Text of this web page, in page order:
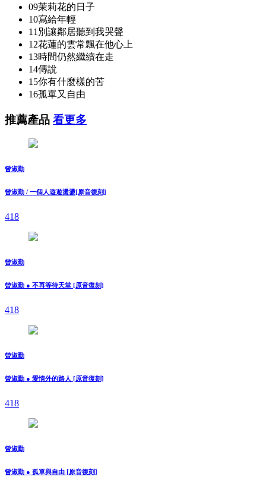
09茉莉花的日子
10寫給年輕
11別讓鄰居聽到我哭聲
12花蓮的雲常飄在他心上
13時間仍然繼續在走
14傳說
15你有什麼樣的苦
16孤單又自由
推薦產品 看更多
曾淑勤
曾淑勤 / 一個人遊遊盪盪[原音復刻]
418
曾淑勤
曾淑勤 ● 不再等待天堂 [原音復刻]
418
曾淑勤
曾淑勤 ● 愛情外的路人 [原音復刻]
418
曾淑勤
曾淑勤 ● 孤單與自由 [原音復刻]